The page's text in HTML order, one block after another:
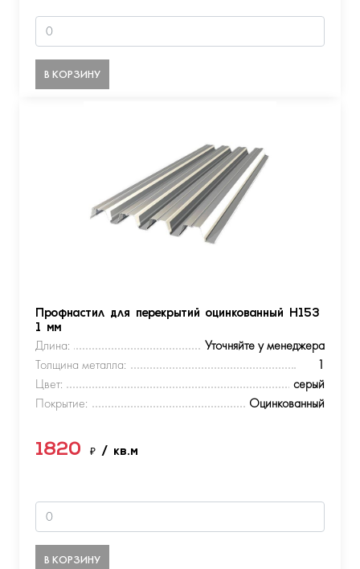
В КОРЗИНУ
Профнастил для перекрытий оцинкованный Н153
1 мм
Длина:
Уточняйте у менеджера
Толщина металла:
1
Цвет:
серый
Покрытие:
Оцинкованный
1820 ₽ / кв.м
В КОРЗИНУ